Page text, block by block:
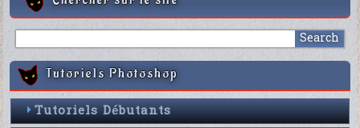
Tutoriels Photoshop
Tutoriels Débutants